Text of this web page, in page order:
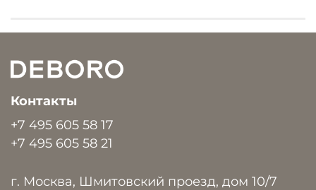
Контакты
+7 495 605 58 17
+7 495 605 58 21
г. Москва, Шмитовский проезд, дом 10/7